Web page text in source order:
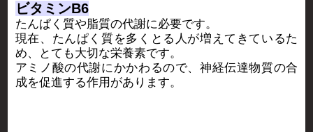
ビタミンB6
たんぱく質や脂質の代謝に必要です。
現在、たんぱく質を多くとる人が増えてきているた
め、とても大切な栄養素です。
アミノ酸の代謝にかかわるので、神経伝達物質の合
成を促進する作用があります。